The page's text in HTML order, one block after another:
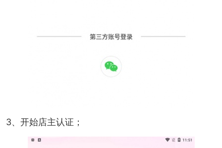
3、开始店主认证；